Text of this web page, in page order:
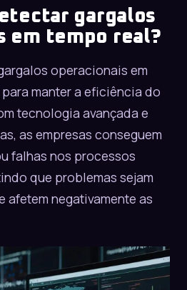
gargalos
em tempo real?
operacionais em
manter a eficiência do
tecnologia avançada e
as empresas conseguem
falhas nos processos
que problemas sejam
afetem negativamente as